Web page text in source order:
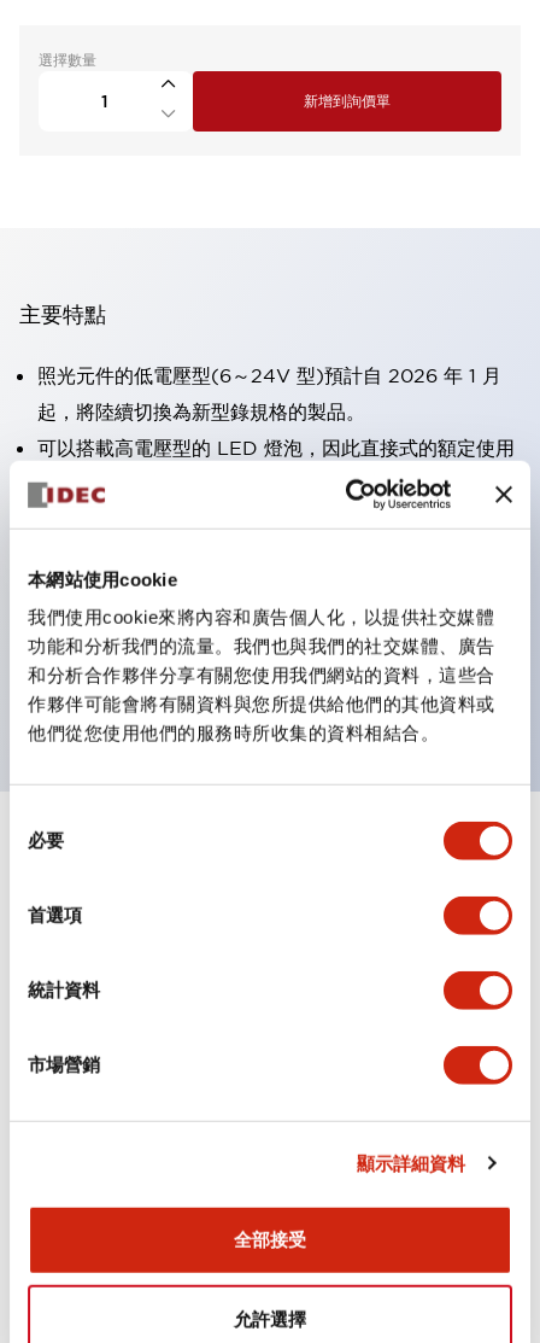
本網站使用cookie
我們使用cookie來將內容和廣告個人化，以提供社交媒體
功能和分析我們的流量。我們也與我們的社交媒體、廣告
和分析合作夥伴分享有關您使用我們網站的資料，這些合
作夥伴可能會將有關資料與您所提供給他們的其他資料或
他們從您使用他們的服務時所收集的資料相結合。
必要
首選項
統計資料
市場營銷
顯示詳細資料
全部接受
允許選擇
選擇數量
新增到詢價單
主要特點
照光元件的低電壓型(6～24V 型)預計自 2026 年 1 月
起，將陸續切換為新型錄規格的製品。
可以搭載高電壓型的 LED 燈泡，因此直接式的額定使用
電壓最高可支援至 240V。
一顆 LED 燈泡即可呈現六種顏色（LSRD 燈泡）。以往
需分色管理的 LED 燈泡，如今可用單一顆燈泡呈現多種
顏色。
符合UL、CSA、TÜV、CCC認證。
規格 顯示全部+
審美規範
認證與標準